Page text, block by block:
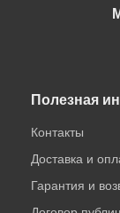
Полезная
Контакты
Доставка и
Гарантия и